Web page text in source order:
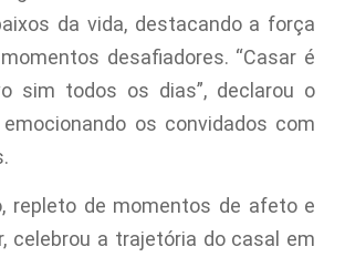
da vida, destacando a força
desafiadores. “Casar é
sim todos os dias”, declarou o
emocionando os convidados com
repleto de momentos de afeto e
celebrou a trajetória do casal em